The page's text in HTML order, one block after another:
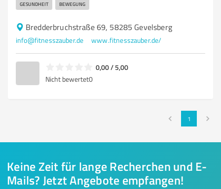
GESUNDHEIT BEWEGUNG
Bredderbruchstraße 69, 58285 Gevelsberg
info@fitnesszauber.de www.fitnesszauber.de/
0,00 / 5,00
Nicht bewertet0
1
Keine Zeit für lange Recherchen und E-
Mails? Jetzt Angebote empfangen!